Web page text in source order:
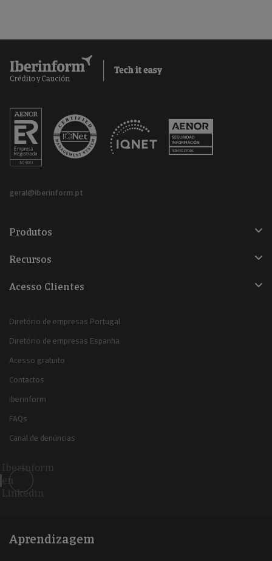
geral@iberinform.pt
Produtos
Recursos
Acesso Clientes
Diretório de empresas Portugal
Diretório de empresas Espanha
Acesso gratuito
Contactos
Iberinform
FAQs
Canal de denúncias
Iberinform
en
Linkedin
Aprendizagem